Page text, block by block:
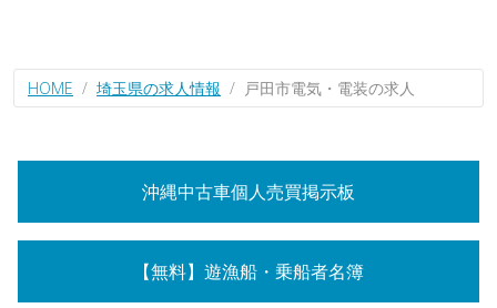
HOME 埼玉県の求人情報 戸田市電気・電装の求人
沖縄中古車個人売買掲示板
【無料】遊漁船・乗船者名簿